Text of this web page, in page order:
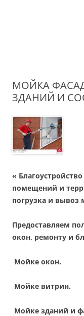
МОЙКА
ЗДАНИЙ И
«
помещений и
погрузка и вывоз
Предоставляем
окон, ремонту и
Мойке окон.
Мойке витрин.
Мойке зданий и